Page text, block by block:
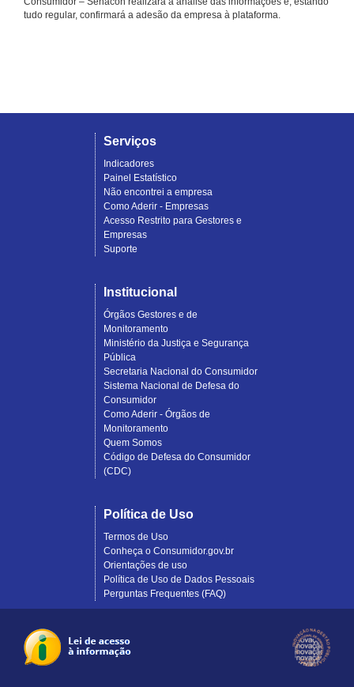
tudo regular, confirmará a adesão da empresa à plataforma.
Serviços
Indicadores
Painel Estatístico
Não encontrei a empresa
Como Aderir - Empresas
Acesso Restrito para Gestores e
Empresas
Suporte
Institucional
Órgãos Gestores e de
Monitoramento
Ministério da Justiça e Segurança
Pública
Secretaria Nacional do Consumidor
Sistema Nacional de Defesa do
Consumidor
Como Aderir - Órgãos de
Monitoramento
Quem Somos
Código de Defesa do Consumidor
(CDC)
Política de Uso
Termos de Uso
Conheça o Consumidor.gov.br
Orientações de uso
Política de Uso de Dados Pessoais
Perguntas Frequentes (FAQ)